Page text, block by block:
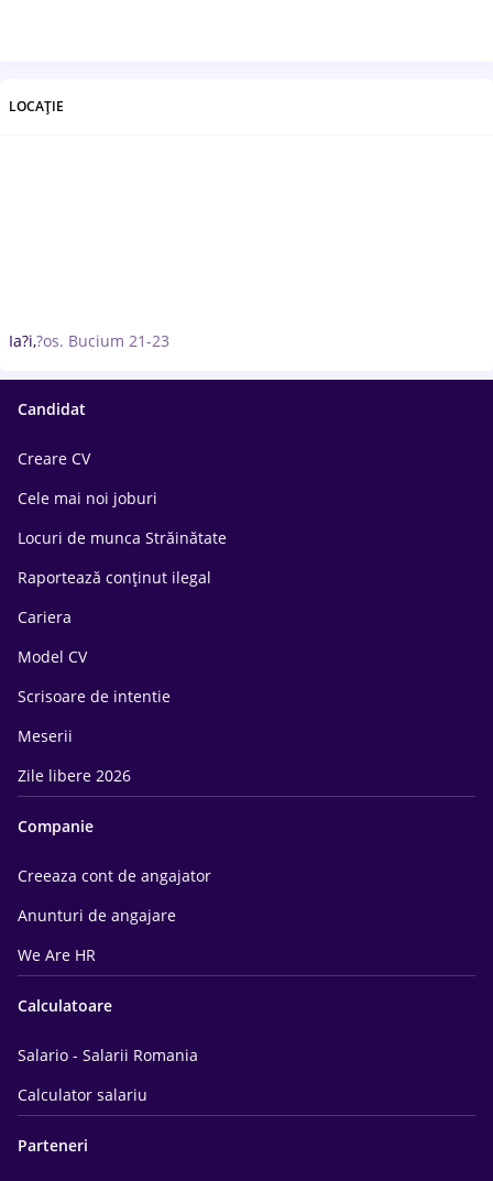
LOCAȚIE
Ia?i,?os. Bucium 21-23
Candidat
Creare CV
Cele mai noi joburi
Locuri de munca Străinătate
Raportează conținut ilegal
Cariera
Model CV
Scrisoare de intentie
Meserii
Zile libere 2026
Companie
Creeaza cont de angajator
Anunturi de angajare
We Are HR
Calculatoare
Salario - Salarii Romania
Calculator salariu
Parteneri